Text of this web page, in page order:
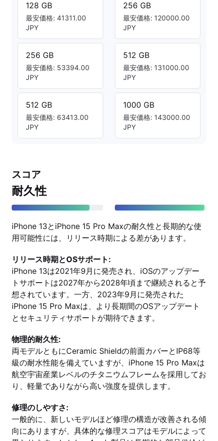
128 GB
最安価格: 41311.00
JPY
256 GB
最安価格: 53394.00
JPY
512 GB
最安価格: 63413.00
JPY
256 GB
最安価格: 120000.00
JPY
512 GB
最安価格: 131000.00
JPY
1000 GB
最安価格: 143000.00
JPY
スコア
耐久性
iPhone 13とiPhone 15 Pro Maxの耐久性と長期的な使
用可能性には、リリース時期による差があります。
リリース時期とOSサポート:
iPhone 13は2021年9月に発売され、iOSのアップデー
トサポートは2027年から2028年頃まで継続されると予
想されています。一方、2023年9月に発売された
iPhone 15 Pro Maxは、より長期間のOSアップデート
とセキュリティサポートが期待できます。
物理的耐久性:
両モデルともにCeramic Shieldの前面カバーとIP68等
級の耐水性能を備えていますが、iPhone 15 Pro Maxは
航空宇宙産業レベルのチタニウムフレームを採用してお
り、軽量でありながら高い強度を提供します。
修理のしやすさ:
一般的に、新しいモデルほど修理の構造が改善される傾
向にありますが、具体的な修理スコアはモデルによって